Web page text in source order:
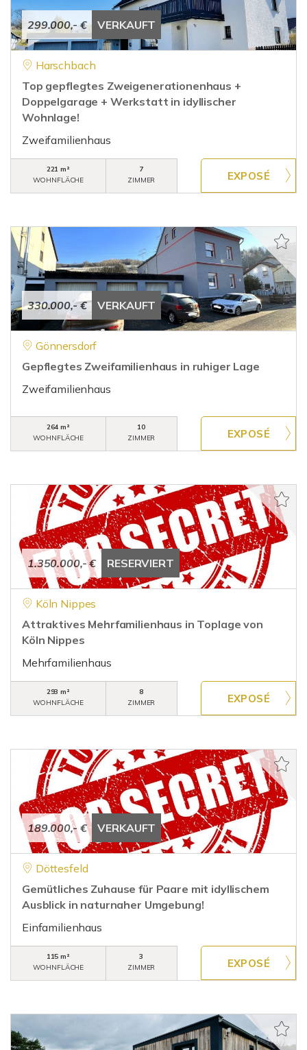
299.000,- € VERKAUFT
Harschbach
Top gepflegtes Zweigenerationenhaus +
Doppelgarage + Werkstatt in idyllischer
Wohnlage!
Zweifamilienhaus
221 m²
WOHNFLÄCHE
7
ZIMMER
330.000,- € VERKAUFT
Gönnersdorf
Gepflegtes Zweifamilienhaus in ruhiger Lage
Zweifamilienhaus
264 m²
WOHNFLÄCHE
10
ZIMMER
1.350.000,- € RESERVIERT
Köln Nippes
Attraktives Mehrfamilienhaus in Toplage von
Köln Nippes
Mehrfamilienhaus
293 m²
WOHNFLÄCHE
8
ZIMMER
189.000,- € VERKAUFT
Döttesfeld
Gemütliches Zuhause für Paare mit idyllischem
Ausblick in naturnaher Umgebung!
Einfamilienhaus
115 m²
WOHNFLÄCHE
3
ZIMMER